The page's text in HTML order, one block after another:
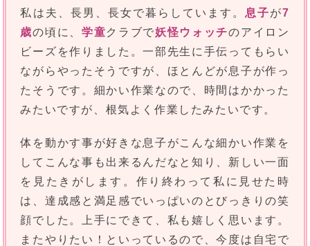
私は夫、長男、長女で暮らしています。 息子が7
歳の頃に、 学童クラブで妖怪ウォッチのアイロン
ビーズを作りました。一部先生に手伝ってもらい
ながらやったそうですが、ほとんどが息子が作っ
たそうです。細かい作業なので、時間はかかった
みたいですが、根気よく作業したみたいです。
体を動かす事が好きな息子がこんな細かい作業を
してこんな事も出来るんだなと知り、新しい一面
を見たきがします。作り終わって私に見せた時
は、達成感と満足感でいっぱいのとびっきりの笑
顔でした。上手にできて、私も嬉しく思います。
またやりたい！といっているので、今度は自宅で